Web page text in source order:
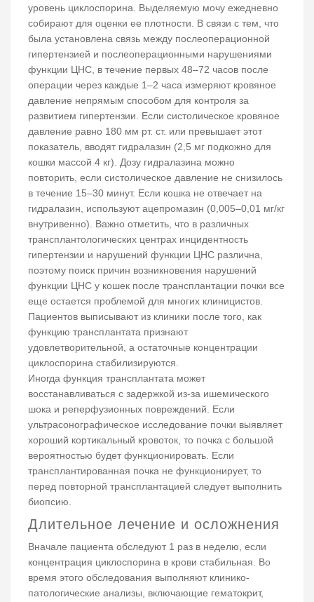
уровень циклоспорина. Выделяемую мочу ежедневно
собирают для оценки ее плотности. В связи с тем, что
была установлена связь между послеоперационной
гипертензией и послеоперационными нарушениями
функции ЦНС, в течение первых 48–72 часов после
операции через каждые 1–2 часа измеряют кровяное
давление непрямым способом для контроля за
развитием гипертензии. Если систолическое кровяное
давление равно 180 мм рт. ст. или превышает этот
показатель, вводят гидралазин (2,5 мг подкожно для
кошки массой 4 кг). Дозу гидралазина можно
повторить, если систолическое давление не снизилось
в течение 15–30 минут. Если кошка не отвечает на
гидралазин, используют ацепромазин (0,005–0,01 мг/кг
внутривенно). Важно отметить, что в различных
трансплантологических центрах инцидентность
гипертензии и нарушений функции ЦНС различна,
поэтому поиск причин возникновения нарушений
функции ЦНС у кошек после трансплантации почки все
еще остается проблемой для многих клиницистов.
Пациентов выписывают из клиники после того, как
функцию трансплантата признают
удовлетворительной, а остаточные концентрации
циклоспорина стабилизируются.
Иногда функция трансплантата может
восстанавливаться с задержкой из-за ишемического
шока и реперфузионных повреждений. Если
ультрасонографическое исследование почки выявляет
хороший кортикальный кровоток, то почка с большой
вероятностью будет функционировать. Если
трансплантированная почка не функционирует, то
перед повторной трансплантацией следует выполнить
биопсию.
Длительное лечение и осложнения
Вначале пациента обследуют 1 раз в неделю, если
концентрация циклоспорина в крови стабильная. Во
время этого обследования выполняют клинико-
патологические анализы, включающие гематокрит,